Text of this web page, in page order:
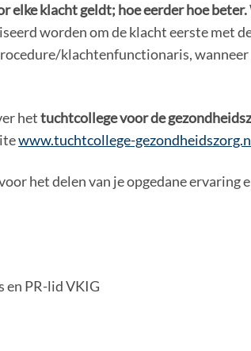
elke klacht geldt; hoe eerder hoe beter.
worden om de klacht eerste met
klachtenfunctionaris, wanneer
hettuchtcollege voor de
www.tuchtcollege-
het delen van je opgedane ervaring
PR-lid VKIG